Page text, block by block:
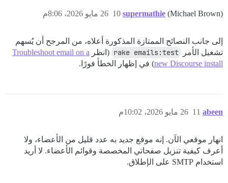
supermathie (Michael Brown) 26 مايو 2026، 8:06م 10
إلى جانب النصائح الممتازة المذكورة أعلاه، من المرجح أن يُسهم
تشغيل الأمر
rake emails:test (انظر Troubleshoot email on a
new Discourse install) في إظهار الخطأ فورًا.
abeen 26 مايو 2026، 10:02م 11
انهار موقعي الآن. إنه موقع جديد به عدد قليل من الأعضاء، ولا
أعرف كيفية تنزيل صفحاتي المخصصة وقوائم الأعضاء. لا أريد
استخدام SMTP على الإطلاق.